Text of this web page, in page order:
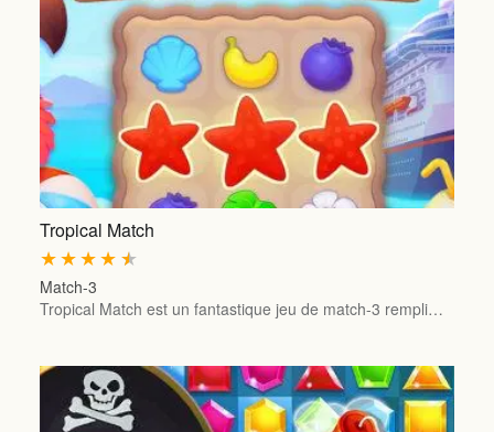
Tropical Match
★
★
★
★
★
Match-3
Tropical Match est un fantastique jeu de match-3 rempli…